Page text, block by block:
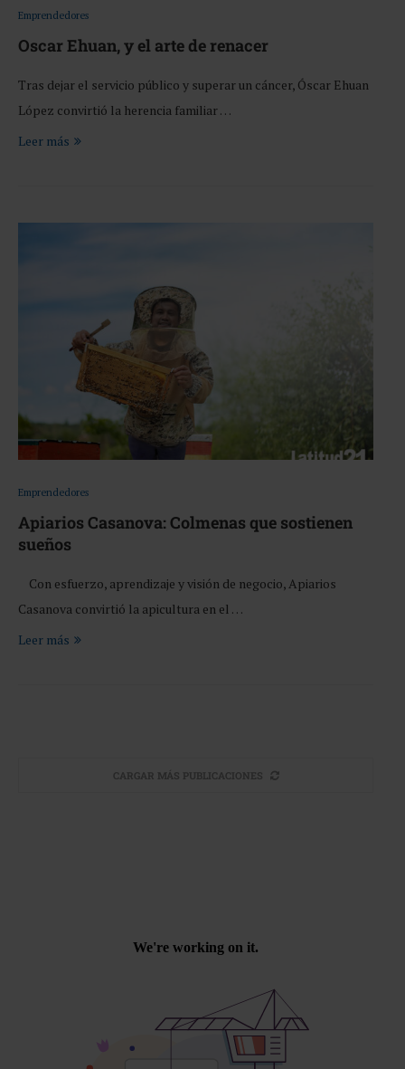
Emprendedores
Oscar Ehuan, y el arte de renacer
Tras dejar el servicio público y superar un cáncer, Óscar Ehuan
López convirtió la herencia familiar …
Leer más
Emprendedores
Apiarios Casanova: Colmenas que sostienen
sueños
Con esfuerzo, aprendizaje y visión de negocio, Apiarios
Casanova convirtió la apicultura en el …
Leer más
CARGAR MÁS PUBLICACIONES